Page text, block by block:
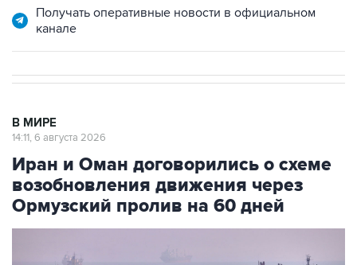
Получать оперативные новости в официальном
канале
В МИРЕ
14:11, 6 августа 2026
Иран и Оман договорились о схеме
возобновления движения через
Ормузский пролив на 60 дней